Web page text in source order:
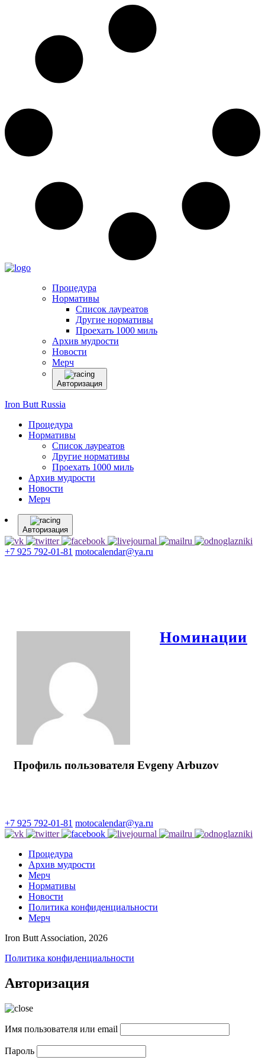
Процедура
Нормативы
Список лауреатов
Другие нормативы
Проехать 1000 миль
Архив мудрости
Новости
Мерч
Авторизация
Iron Butt Russia
Процедура
Нормативы
Список лауреатов
Другие нормативы
Проехать 1000 миль
Архив мудрости
Новости
Мерч
Авторизация
+7 925 792-01-81 motocalendar@ya.ru
Номинации
Профиль пользователя Evgeny Arbuzov
+7 925 792-01-81 motocalendar@ya.ru
Процедура
Архив мудрости
Мерч
Нормативы
Новости
Политика конфиденциальности
Мерч
Iron Butt Association, 2026
Политика конфиденциальности
Авторизация
Имя пользователя или email
Пароль